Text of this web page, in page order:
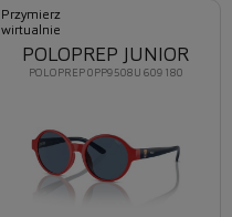
Przymierz
wirtualnie
POLOPREP 0PP9508U 609180
POLOPREP JUNIOR